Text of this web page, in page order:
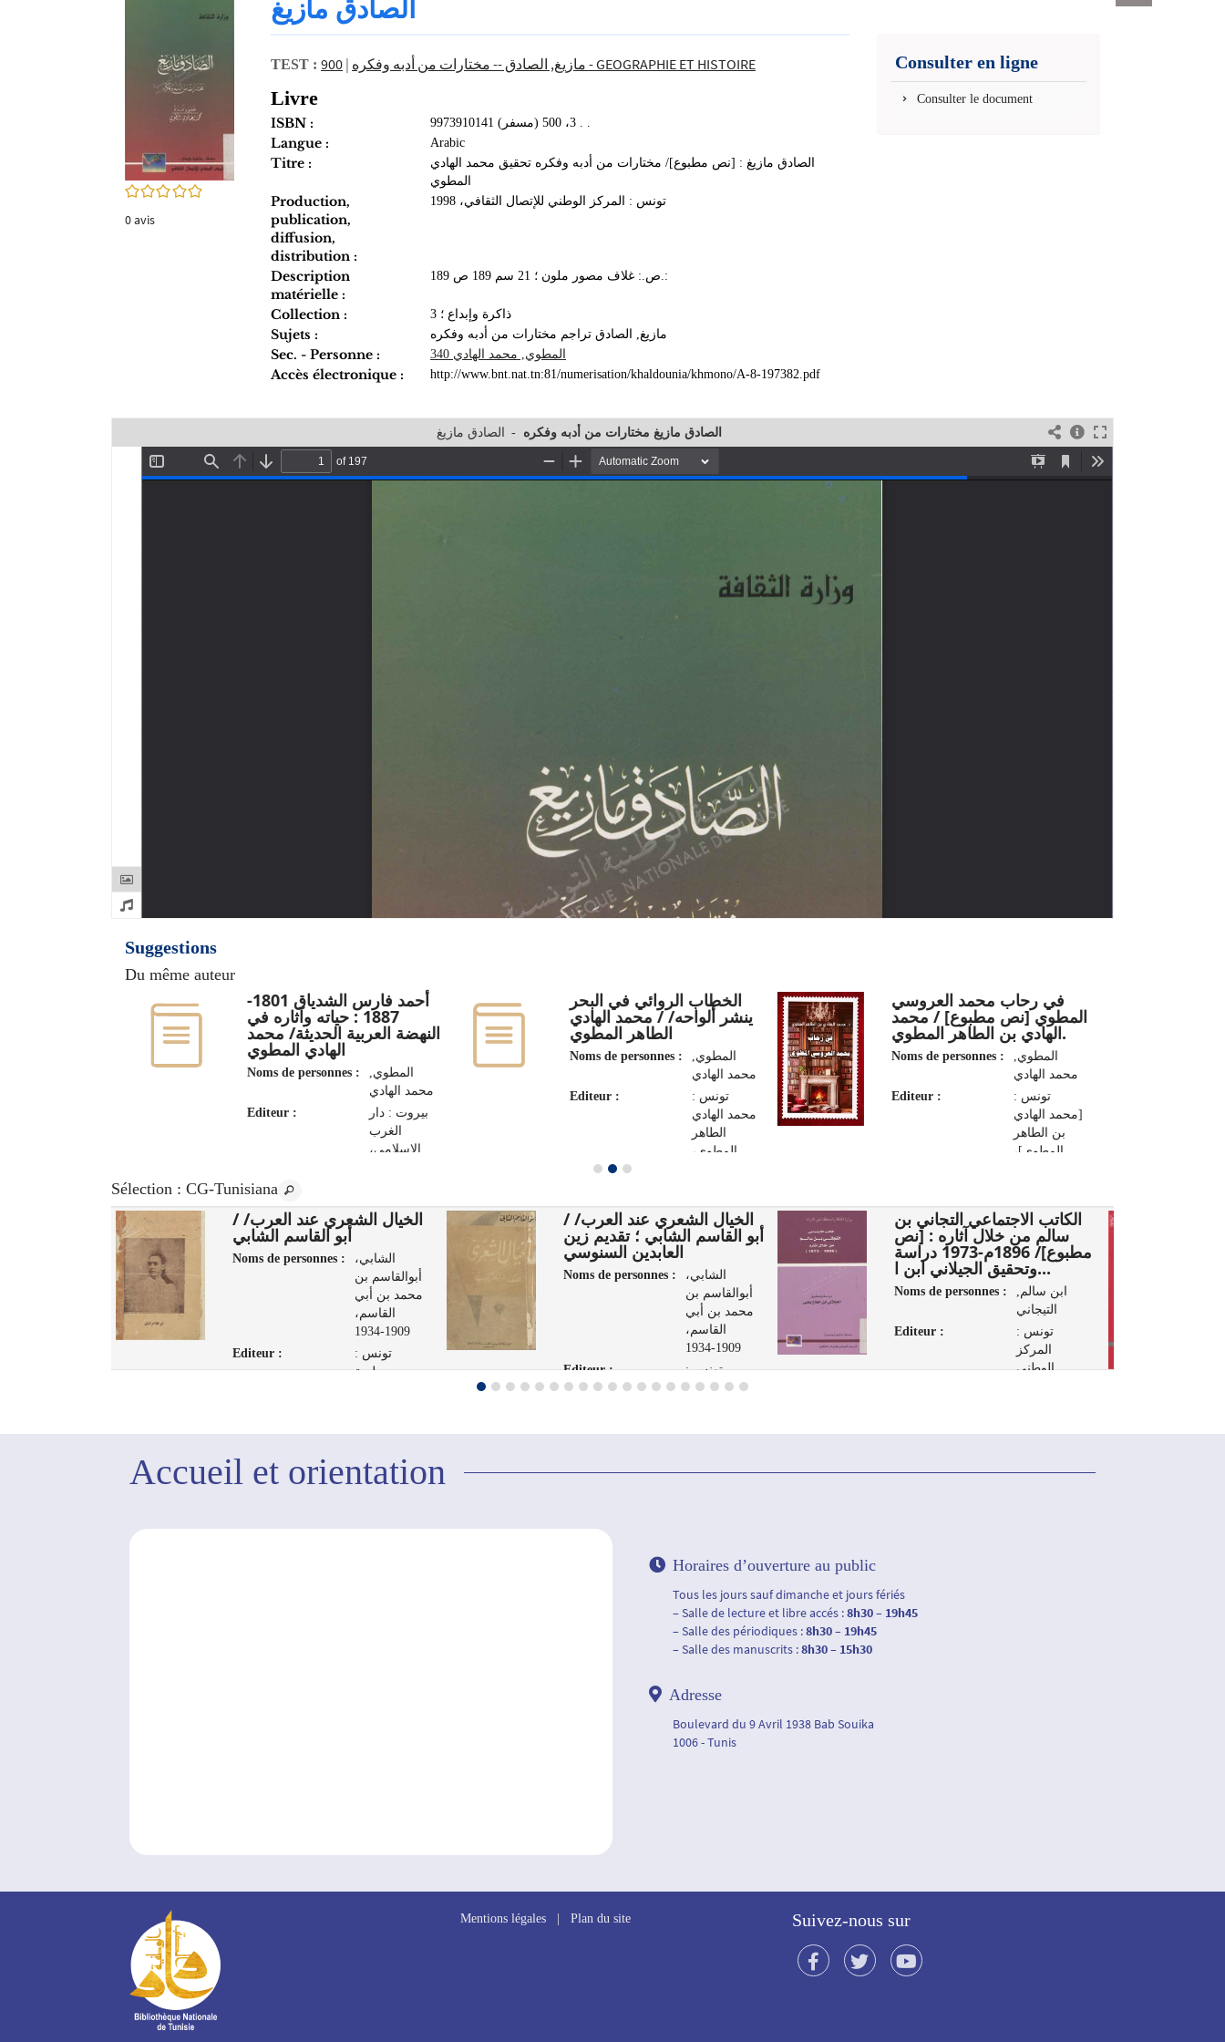
0/5
0avis
الصادق مازيغ
TEST : مازيغ, الصادق -- مختارات من أدبه وفكره | 900 - GEOGRAPHIE ET HISTOIRE
Livre
ISBN : 9973910141 (مسفر) 3، 500 . .
Langue : Arabic
Titre :
الصادق مازيغ : [نص مطبوع]/ مختارات من أدبه وفكره تحقيق محمد الهادي
المطوي
Production,
publication,
diffusion,
distribution :
تونس : المركز الوطني للإتصال الثقافي، 1998
Description
matérielle :
189 ص.: غلاف مصور ملون ؛ 21 سم 189 ص.:
Collection : ذاكرة وإبداع ؛ 3
Sujets : مازيغ, الصادق تراجم مختارات من أدبه وفكره
Sec. - Personne : المطوي, محمد الهادي 340
Accès électronique : http://www.bnt.nat.tn:81/numerisation/khaldounia/khmono/A-8-197382.pdf
fenêtre)
Consulter en ligne
Consulter le document
الصادق مازيغ - الصادق مازيغ مختارات من أدبه وفكره
Suggestions
Du même auteur
الخطاب الروائي في البحر
ينشر ألواحه/ / محمد الهادي
الطاهر المطوي
Noms de personnes :
المطوي,
محمد الهادي
Editeur :
تونس :
محمد الهادي
الطاهر
المطوي،
في رحاب محمد العروسي
المطوي [نص مطبوع] / محمد
الهادي بن الطاهر المطوي.
Noms de personnes :
المطوي,
محمد الهادي
Editeur :
تونس :
[محمد الهادي
بن الطاهر
المطوي]،
سوتيبا
قرافيك).
أحمد فارس الشدياق 1801-
1887 : حياته وآثاره في
النهضة العربية الحديثة/ محمد
الهادي المطوي
Noms de personnes :
المطوي,
محمد الهادي
Editeur :
بيروت : دار
الغرب
الإسلامي،
Sélection : CG-Tunisiana
الخيال الشعري عند العرب/ /
أبو القاسم الشابي
Noms de personnes :
الشابي،
أبوالقاسم بن
محمد بن أبي
القاسم،
1909-1934
Editeur :
تونس :
مطبعة
الخيال الشعري عند العرب/ /
أبو القاسم الشابي ؛ تقديم زين
العابدين السنوسي
Noms de personnes :
الشابي،
أبوالقاسم بن
محمد بن أبي
القاسم،
1909-1934
Editeur :
تونس :
الشركة
الكاتب الاجتماعي التجاني بن
سالم من خلال آثاره : [نص
مطبوع]/ 1896م-1973 دراسة
وتحقيق الجيلاني ابن ا...
Noms de personnes :
ابن سالم,
التيجاني
Editeur :
تونس :
المركز
الوطني
Accueil et orientation
Horaires d’ouverture au public
Tous les jours sauf dimanche et jours fériés
– Salle de lecture et libre accés :8h30 – 19h45
– Salle des périodiques :8h30 – 19h45
– Salle des manuscrits :8h30 – 15h30
Adresse
Boulevard du 9 Avril 1938 Bab Souika
1006 - Tunis
Mentions légales Plan du site Suivez-nous sur